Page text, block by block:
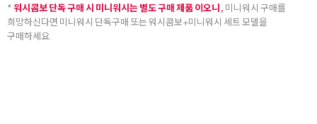
*워시콤보 단독 구매 시 미니워시는 별도 구매 제품 이오니, 미니워시 구매를
희망하신다면 미니워시 단독구매 또는 워시콤보+미니워시 세트 모델을
구매하세요.